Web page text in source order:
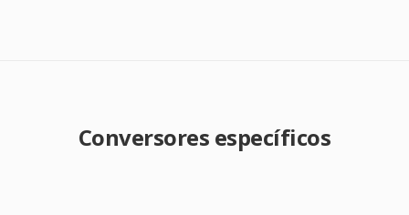
Conversores específicos